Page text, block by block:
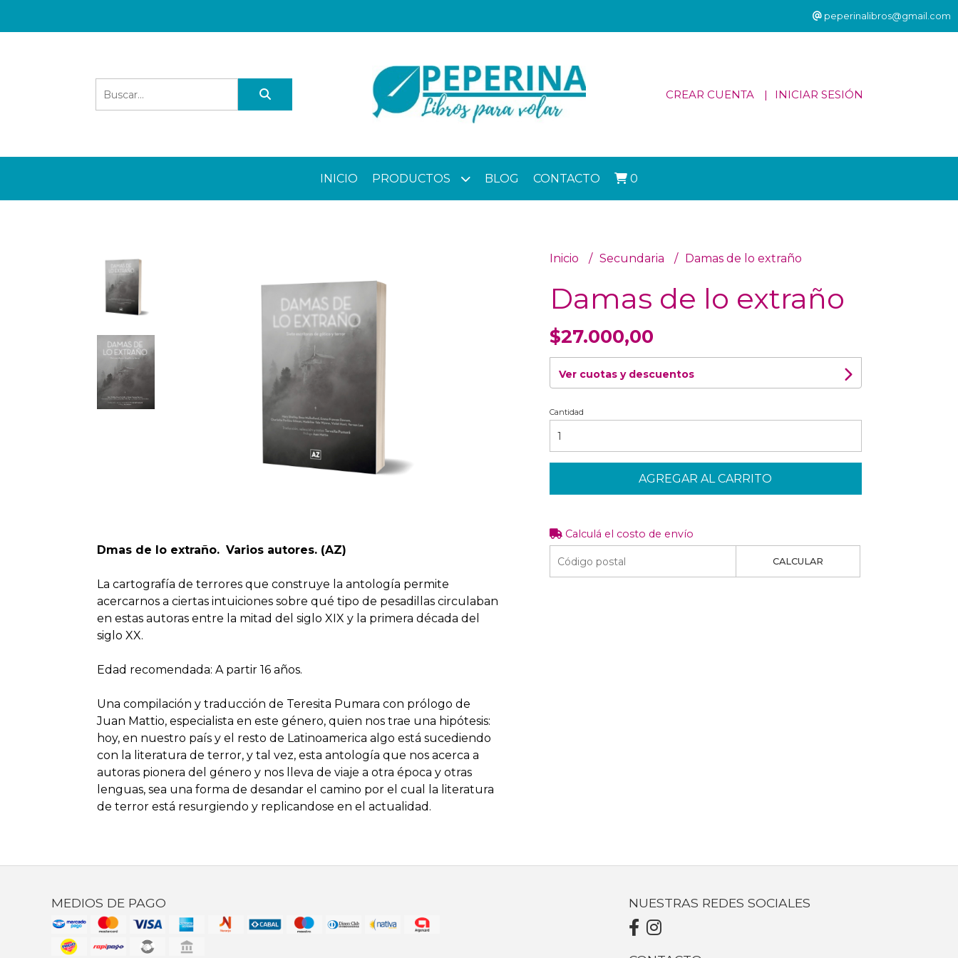
peperinalibros@gmail.com
CREAR CUENTA INICIAR SESIÓN
INICIO PRODUCTOS BLOG CONTACTO 0
Dmas de lo extraño. Varios autores. (AZ)
La cartografía de terrores que construye la antología permite
acercarnos a ciertas intuiciones sobre qué tipo de pesadillas circulaban
en estas autoras entre la mitad del siglo XIX y la primera década del
siglo XX.
Edad recomendada: A partir 16 años.
Una compilación y traducción de Teresita Pumara con prólogo de
Juan Mattio, especialista en este género, quien nos trae una hipótesis:
hoy, en nuestro país y el resto de Latinoamerica algo está sucediendo
con la literatura de terror, y tal vez, esta antología que nos acerca a
autoras pionera del género y nos lleva de viaje a otra época y otras
lenguas, sea una forma de desandar el camino por el cual la literatura
de terror está resurgiendo y replicandose en el actualidad.
Inicio Secundaria Damas de lo extraño
Damas de lo extraño
$27.000,00
Ver cuotas y descuentos
Cantidad
AGREGAR AL CARRITO
Calculá el costo de envío
CALCULAR
MEDIOS DE PAGO NUESTRAS REDES SOCIALES